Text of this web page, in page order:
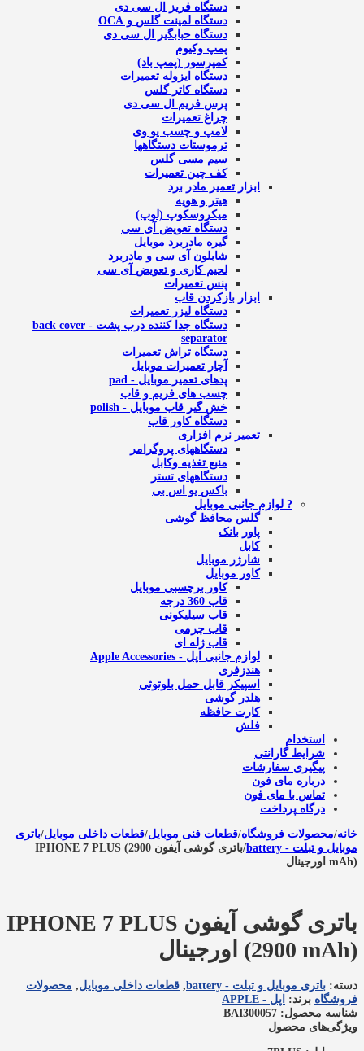
دستگاه فریز ال سی دی
دستگاه لمینت گلس و OCA
دستگاه حبابگیر ال سی دی
پمپ وکیوم
کمپرسور (پمپ باد)
دستگاه ایزوله تعمیرات
دستگاه کاتر گلس
پرس فریم ال سی دی
چراغ تعمیرات
لامپ و چسب یو وی
ترموستات دستگاهها
سیم مسی گلس
کف چین تعمیرات
ابزار تعمیر مادر برد
هیتر و هویه
میکروسکوپ (لوپ)
دستگاه تعویض آی سی
گیره مادربرد موبایل
شابلون آی سی و مادربرد
لحیم کاری و تعویض آی سی
پنس تعمیرات
ابزار بازکردن قاب
دستگاه لیزر تعمیرات
دستگاه جدا کننده درب پشت - back cover
separator
دستگاه تراش تعمیرات
آچار تعمیرات موبایل
پدهای تعمیر موبایل - pad
چسب های فریم و قاب
خش گیر قاب موبایل - polish
دستگاه کاور قاب
تعمیر نرم افزاری
دستگاههای پروگرامر
منبع تغذیه وکابل
دستگاههای تستر
باکس یو اس بی
? لوازم جانبی موبایل
گلس محافظ گوشی
پاور بانک
کابل
شارژر موبایل
کاور موبایل
کاور برچسبی موبایل
قاب 360 درجه
قاب سیلیکونی
قاب چرمی
قاب ژله ای
لوازم جانبی اپل - Apple Accessories
هندزفری
اسپیکر قابل حمل بلوتوثی
هلدر گوشی
کارت حافظه
فلش
استخدام
شرایط گارانتی
پیگیری سفارشات
درباره مای فون
تماس با مای فون
درگاه پرداخت
خانه/محصولات فروشگاه/قطعات فنی موبایل/قطعات داخلی موبایل/باتری
موبایل و تبلت - battery
/
باتری گوشی آیفون IPHONE 7 PLUS (2900
mAh) اورجینال
باتری گوشی آیفون IPHONE 7 PLUS
(2900 mAh) اورجینال
دسته: باتری موبایل و تبلت - battery , قطعات داخلی موبایل, محصولات
فروشگاه برند: اپل - APPLE
شناسه محصول: BAI300057
ویژگی‌های محصول